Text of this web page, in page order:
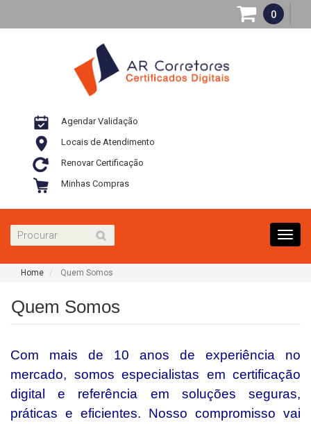
0
Agendar Validação
Locais de Atendimento
Renovar Certificação
Minhas Compras
Home Quem Somos
Quem Somos
Com mais de 10 anos de experiência no
mercado, somos especialistas em certificação
digital e referência em soluções seguras,
práticas e eficientes. Nosso compromisso vai